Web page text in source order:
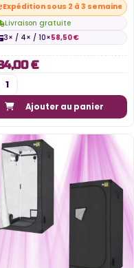
Expédition sous 2 à 3 semaines
Livraison gratuite
3× / 4× / 10×58,50 €
€
Ajouter au panier